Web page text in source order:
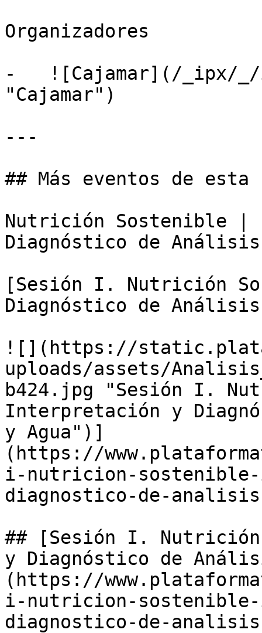
Organizadores
-   ![Cajamar](/_ipx/_/
"Cajamar")
---
## Más eventos de
Nutrición Sostenible |
Diagnóstico de
[Sesión I. Nutrición
Diagnóstico de
![](https://
uploads/assets/
b424.jpg "Sesión I.
Interpretación y
y Agua")]
(https://
i-nutricion-
diagnostico-de-
## [Sesión I.
y Diagnóstico de
(https://
i-nutricion-
diagnostico-de-